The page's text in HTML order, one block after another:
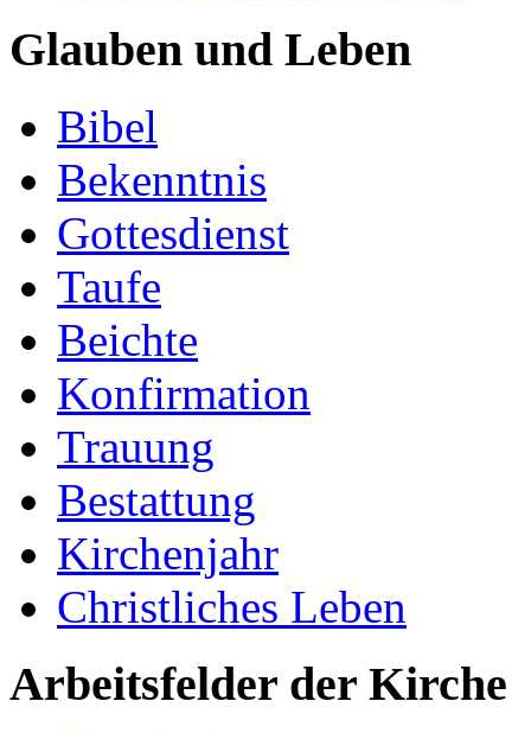
Glauben und Leben
Bibel
Bekenntnis
Gottesdienst
Taufe
Beichte
Konfirmation
Trauung
Bestattung
Kirchenjahr
Christliches Leben
Arbeitsfelder der Kirche